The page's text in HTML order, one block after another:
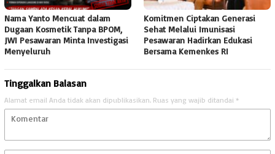
Nama Yanto Mencuat dalam
Dugaan Kosmetik Tanpa BPOM,
JWI Pesawaran Minta Investigasi
Menyeluruh
Komitmen Ciptakan Generasi
Sehat Melalui Imunisasi
Pesawaran Hadirkan Edukasi
Bersama Kemenkes RI
Tinggalkan Balasan
Alamat email Anda tidak akan dipublikasikan. Ruas yang wajib ditandai *